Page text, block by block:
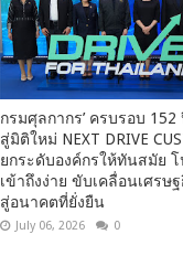
กรมศุลกากร’ ครบรอบ 152
สู่มิติใหม่ NEXT DRIVE
ยกระดับองค์กรให้ทันสมัย โ
เข้าถึงง่าย ขับเคลื่อนเศรษ
สู่อนาคตที่ยั่งยืน
July 06, 2026 0